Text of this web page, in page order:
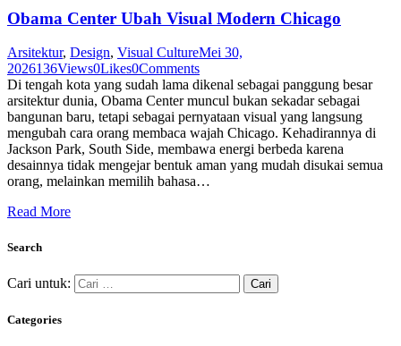
Obama Center Ubah Visual Modern Chicago
Arsitektur, Design, Visual CultureMei 30,
2026136Views0Likes0Comments
Di tengah kota yang sudah lama dikenal sebagai panggung besar
arsitektur dunia, Obama Center muncul bukan sekadar sebagai
bangunan baru, tetapi sebagai pernyataan visual yang langsung
mengubah cara orang membaca wajah Chicago. Kehadirannya di
Jackson Park, South Side, membawa energi berbeda karena
desainnya tidak mengejar bentuk aman yang mudah disukai semua
orang, melainkan memilih bahasa…
Read More
Search
Cari untuk:
Categories